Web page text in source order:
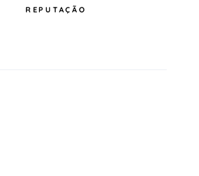
REPUTAÇÃO